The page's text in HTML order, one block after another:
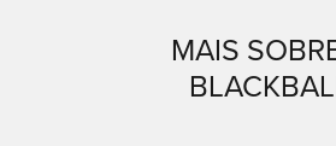
MAIS